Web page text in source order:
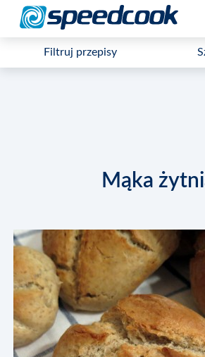
Filtruj przepisy
Mąka